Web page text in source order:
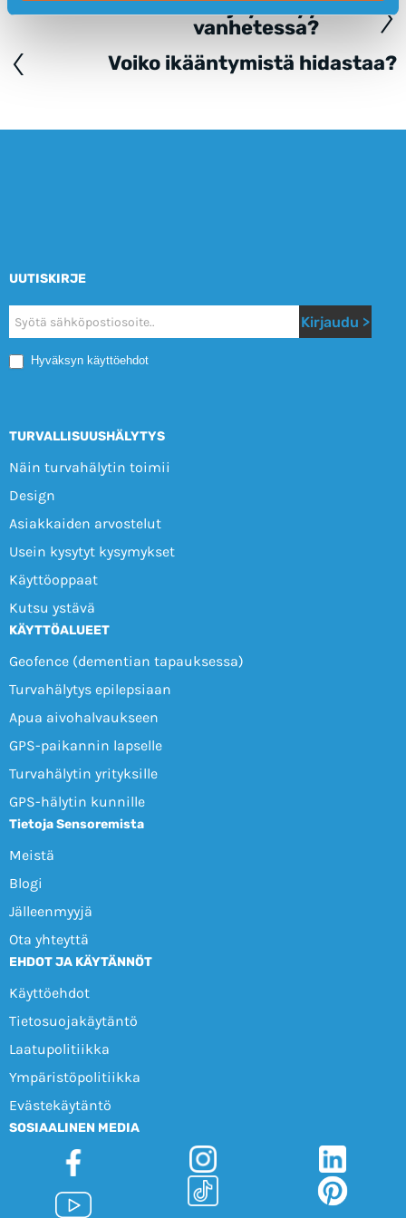
Posts
Miksi keho jäykistyy
vanhetessa?
Voiko ikääntymistä hidastaa?
UUTISKIRJE
Nyhetsbrev
Mobile
Kirjaudu >
Hyväksyn käyttöehdot
TURVALLISUUSHÄLYTYS
Näin turvahälytin toimii
Design
Asiakkaiden arvostelut
Usein kysytyt kysymykset
Käyttöoppaat
Kutsu ystävä
KÄYTTÖALUEET
Geofence (dementian tapauksessa)
Turvahälytys epilepsiaan
Apua aivohalvaukseen
GPS-paikannin lapselle
Turvahälytin yrityksille
GPS-hälytin kunnille
Tietoja Sensoremista
Meistä
Blogi
Jälleenmyyjä
Ota yhteyttä
EHDOT JA KÄYTÄNNÖT
Käyttöehdot
Tietosuojakäytäntö
Laatupolitiikka
Ympäristöpolitiikka
Evästekäytäntö
SOSIAALINEN MEDIA